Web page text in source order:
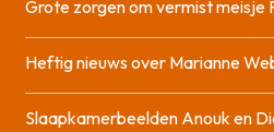
Grote zorgen om vermist meisje
Heftig nieuws over Marianne
Slaapkamerbeelden Anouk en